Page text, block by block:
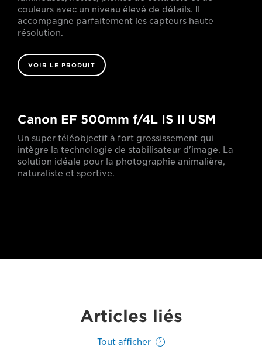
couleurs avec un niveau élevé de détails. Il
accompagne parfaitement les capteurs haute
résolution.
VOIR LE PRODUIT
Canon EF 500mm f/4L IS II USM
Un super téléobjectif à fort grossissement qui
intègre la technologie de stabilisateur d'image. La
solution idéale pour la photographie animalière,
naturaliste et sportive.
Articles liés
Tout afficher